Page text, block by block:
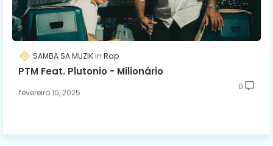
SAMBA SA MUZIK Rap
PTM Feat. Plutonio - Milionário
fevereiro 10, 2025
0